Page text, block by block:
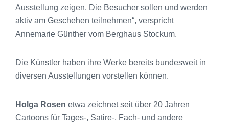
Ausstellung zeigen. Die Besucher sollen und werden
aktiv am Geschehen teilnehmen“, verspricht
Annemarie Günther vom Berghaus Stockum.
Die Künstler haben ihre Werke bereits bundesweit in
diversen Ausstellungen vorstellen können.
Holga Rosen etwa zeichnet seit über 20 Jahren
Cartoons für Tages-, Satire-, Fach- und andere